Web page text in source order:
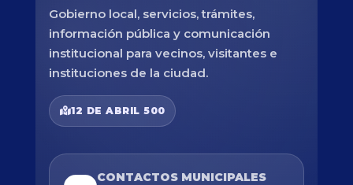
Gobierno local, servicios, trámites,
información pública y comunicación
institucional para vecinos, visitantes e
instituciones de la ciudad.
12 DE ABRIL 500
CONTACTOS MUNICIPALES